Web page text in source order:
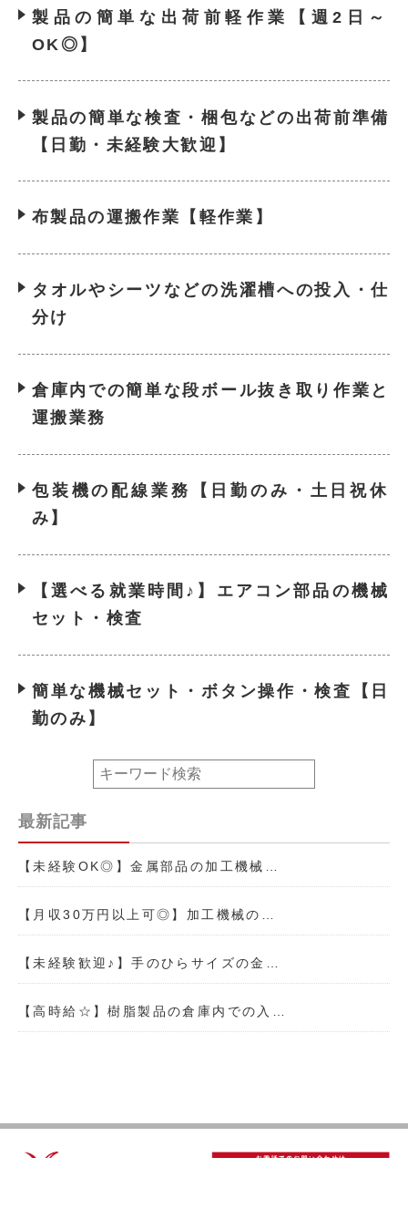
製品の簡単な出荷前軽作業【週2日～
OK◎】
製品の簡単な検査・梱包などの出荷前準備
【日勤・未経験大歓迎】
布製品の運搬作業【軽作業】
タオルやシーツなどの洗濯槽への投入・仕
分け
倉庫内での簡単な段ボール抜き取り作業と
運搬業務
包装機の配線業務【日勤のみ・土日祝休
み】
【選べる就業時間♪】エアコン部品の機械
セット・検査
簡単な機械セット・ボタン操作・検査【日
勤のみ】
最新記事
【未経験OK◎】金属部品の加工機械…
【月収30万円以上可◎】加工機械の…
【未経験歓迎♪】手のひらサイズの金…
【高時給☆】樹脂製品の倉庫内での入…